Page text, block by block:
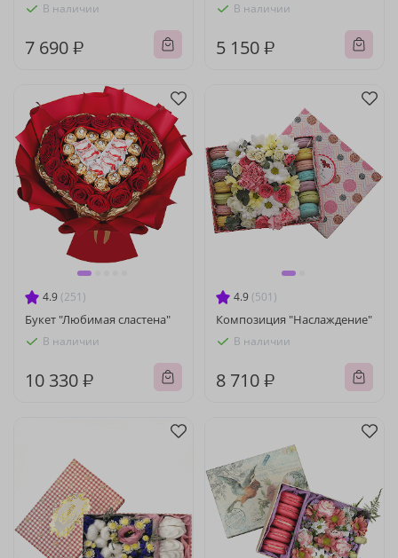
В наличии
7 690 ₽
В наличии
5 150 ₽
4.9 (251)
Букет "Любимая сластена"
В наличии
10 330 ₽
4.9 (501)
Композиция "Наслаждение"
В наличии
8 710 ₽